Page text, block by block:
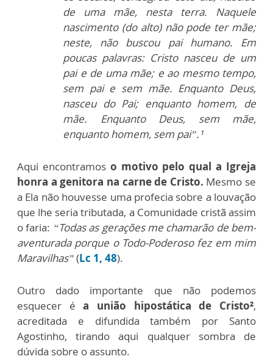
de uma mãe, nesta terra. Naquele
nascimento (do alto) não pode ter mãe;
neste, não buscou pai humano. Em
poucas palavras: Cristo nasceu de um
pai e de uma mãe; e ao mesmo tempo,
sem pai e sem mãe. Enquanto Deus,
nasceu do Pai; enquanto homem, de
mãe. Enquanto Deus, sem mãe,
enquanto homem, sem pai”.¹
Aqui encontramoso motivo pelo qual a Igreja
honra a genitora na carne de Cristo. Mesmo se
a Ela não houvesse uma profecia sobre a louvação
que lhe seria tributada, a Comunidade cristã assim
o faria: “Todas as gerações me chamarão de bem-
aventurada porque o Todo-Poderoso fez em mim
Maravilhas”(Lc 1, 48).
Outro dado importante que não podemos
esquecer éa união hipostática de Cristo²,
acreditada e difundida também por Santo
Agostinho, tirando aqui qualquer sombra de
dúvida sobre o assunto.